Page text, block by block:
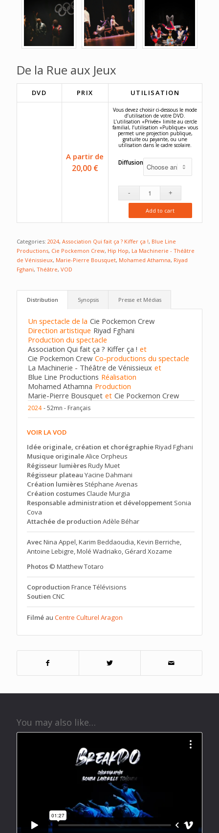
De la Rue aux Jeux
DVD PRIX UTILISATION
A partir de
20,00 €
Vous devez choisir ci-dessous le mode
d’utilisation de votre DVD.
L’utilisation «Privée» limite au cercle
familial, l’utilisation «Publique» vous
permet une projection publique,
gratuite ou payante, ou une
utilisation dans le cadre scolaire.
Diffusion
Add to cart
Categories: 2024, Association Qui fait ça ? Kiffer ça !, Blue Line
Productions, Cie Pockemon Crew, Hip Hop, La Machinerie - Théâtre
de Vénissieux, Marie-Pierre Bousquet, Mohamed Athamna, Riyad
Fghani, Théâtre, VOD
Distribution Synopsis Presse et Médias
Un spectacle de la Cie Pockemon Crew
Direction artistique Riyad Fghani
Production du spectacle
Association Qui fait ça ? Kiffer ça ! et
Cie Pockemon Crew Co-productions du spectacle
La Machinerie - Théâtre de Vénissieux et
Blue Line Productions Réalisation
Mohamed Athamna Production
Marie-Pierre Bousquet et Cie Pockemon Crew
2024 - 52mn - Français
VOIR LA VOD
Idée originale, création et chorégraphieRiyad Fghani
Musique originaleAlice Orpheus
Régisseur lumièresRudy Muet
Régisseur plateau Yacine Dahmani
Création lumières Stéphane Avenas
Création costumes Claude Murgia
Responsable administration et développementSonia
Cova
Attachée de production Adèle Béhar
AvecNina Appel, Karim Beddaoudia, Kevin Berriche,
Antoine Lebigre, Molé Wadriako, Gérard Xozame
Photos© Matthew Totaro
Coproduction France Télévisions
Soutien CNC
Filméau Centre Culturel Aragon
You may also like…